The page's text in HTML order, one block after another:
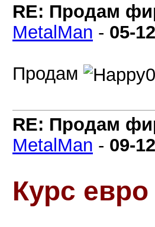
RE: Продам
MetalMan - 05-
Продам
RE: Продам
MetalMan - 09-
Курс евро